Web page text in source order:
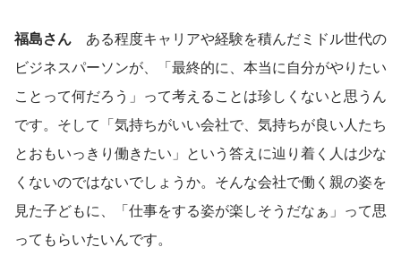
福島さん ある程度キャリアや経験を積んだミドル世代の
ビジネスパーソンが、「最終的に、本当に自分がやりたい
ことって何だろう」って考えることは珍しくないと思うん
です。そして「気持ちがいい会社で、気持ちが良い人たち
とおもいっきり働きたい」という答えに辿り着く人は少な
くないのではないでしょうか。そんな会社で働く親の姿を
見た子どもに、「仕事をする姿が楽しそうだなぁ」って思
ってもらいたいんです。